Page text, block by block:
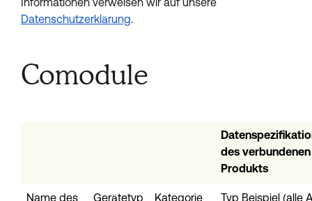
Datenschutzerklärung.
Comodule
des verbundenen
Produkts
Name des
Gerätetyp Kategorie
Typ Beispiel (alle